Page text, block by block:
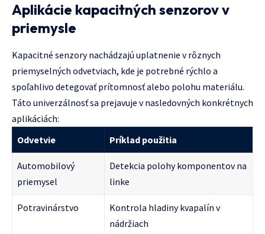
Aplikácie kapacitných senzorov v
priemysle
Kapacitné senzory nachádzajú uplatnenie v rôznych
priemyselných odvetviach, kde je potrebné rýchlo a
spoľahlivo detegovať prítomnosť alebo polohu materiálu.
Táto univerzálnosť sa prejavuje v nasledovných konkrétnych
aplikáciách:
Odvetvie
Príklad použitia
Automobilový
priemysel
Detekcia polohy komponentov na
linke
Potravinárstvo
Kontrola hladiny kvapalín v
nádržiach